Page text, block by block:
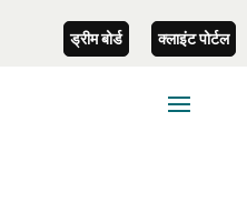
ड्रीम बोर्ड क्लाइंट पोर्टल